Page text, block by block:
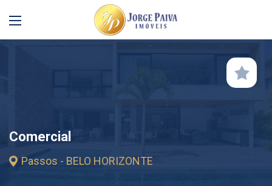
Comercial
Passos - BELO HORIZONTE